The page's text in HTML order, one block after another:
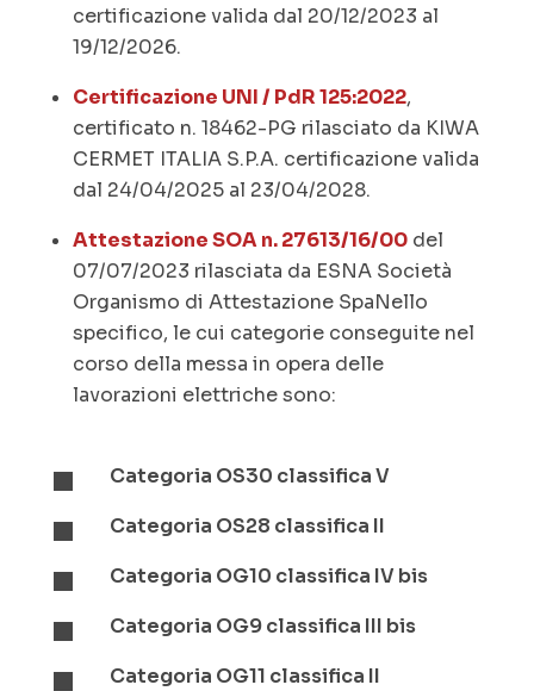
certificazione valida dal 20/12/2023 al
19/12/2026.
Certificazione UNI / PdR 125:2022,
certificato n. 18462-PG rilasciato da KIWA
CERMET ITALIA S.P.A. certificazione valida
dal 24/04/2025 al 23/04/2028.
Attestazione SOA n. 27613/16/00del
07/07/2023 rilasciata da ESNA Società
Organismo di Attestazione SpaNello
specifico, le cui categorie conseguite nel
corso della messa in opera delle
lavorazioni elettriche sono:
Categoria OS30 classifica V
Categoria OS28 classifica II
Categoria OG10 classifica IV bis
Categoria OG9 classifica III bis
Categoria OG11 classifica II